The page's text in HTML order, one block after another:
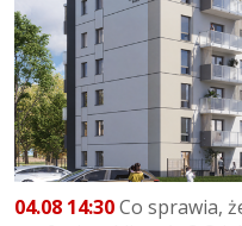
04.08 14:30Co sprawia,